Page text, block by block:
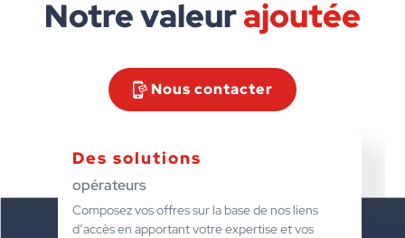
Notre valeurajoutée
Nous contacter
Des solutions
opérateurs
Composez vos offres sur la base de nos liens
d’accès en apportant votre expertise et vos